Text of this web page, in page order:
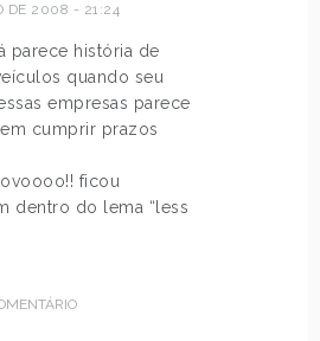
DE 2008 - 21:24
parece história de
quando seu
empresas parece
cumprir prazos
ficou
dentro do lema “less